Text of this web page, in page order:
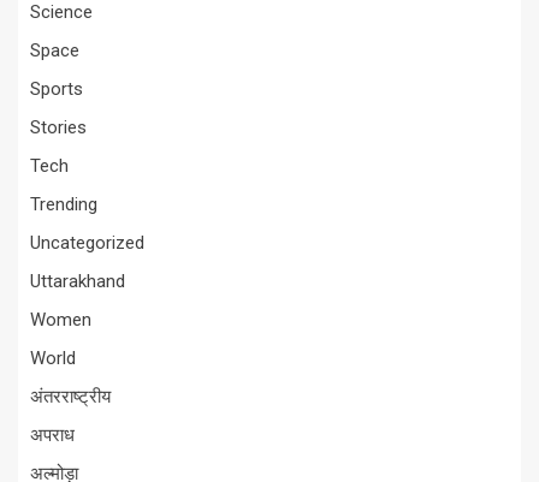
Science
Space
Sports
Stories
Tech
Trending
Uncategorized
Uttarakhand
Women
World
अंतरराष्ट्रीय
अपराध
अल्मोड़ा